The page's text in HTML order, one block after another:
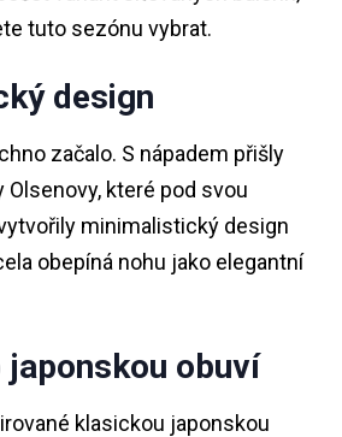
tuto sezónu vybrat.
design
začalo. S nápadem přišly
Olsenovy, které pod svou
minimalistický design
obepíná nohu jako elegantní
japonskou obuví
klasickou japonskou